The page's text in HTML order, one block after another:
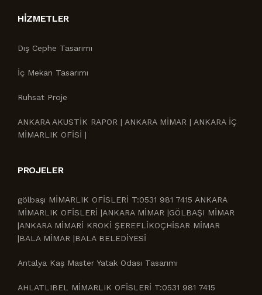
HIZMETLER
Dış Cephe Tasarımı
İç Mekan Tasarımı
Ruhsat Proje
ANKARA AKUSTİK RAPOR | ANKARA MİMAR | ANKARA İÇ
MİMARLIK OFİSİ |
PROJELER
gölbaşı MİMARLIK OFİSLERİ T:0531 981 7415 ANKARA
MİMARLIK OFİSLERİ |ANKARA MİMAR |GÖLBAŞI MİMAR
|ANKARA MİMARİ KROKİ ŞEREFLİKOÇHİSAR MİMAR
|BALA MİMAR |BALA BELEDİYESİ
Antalya Kaş Master Yatak Odası Tasarımı
AHLATLIBEL MİMARLIK OFİSLERİ T:0531 981 7415